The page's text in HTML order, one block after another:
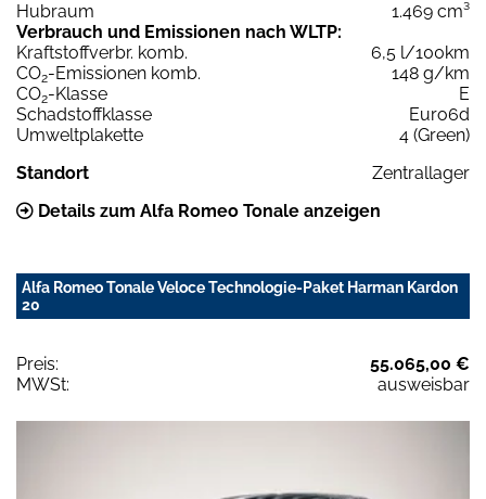
Hubraum
1.469 cm³
Verbrauch und Emissionen nach WLTP:
Kraftstoffverbr. komb.
6,5 l/100km
CO2-Emissionen komb.
148 g/km
CO2-Klasse
E
Schadstoffklasse
Euro6d
Umweltplakette
4 (Green)
Standort
Zentrallager
Details zum Alfa Romeo Tonale anzeigen
Alfa Romeo Tonale Veloce Technologie-Paket Harman Kardon
20
Preis:
55.065,00 €
MWSt:
ausweisbar